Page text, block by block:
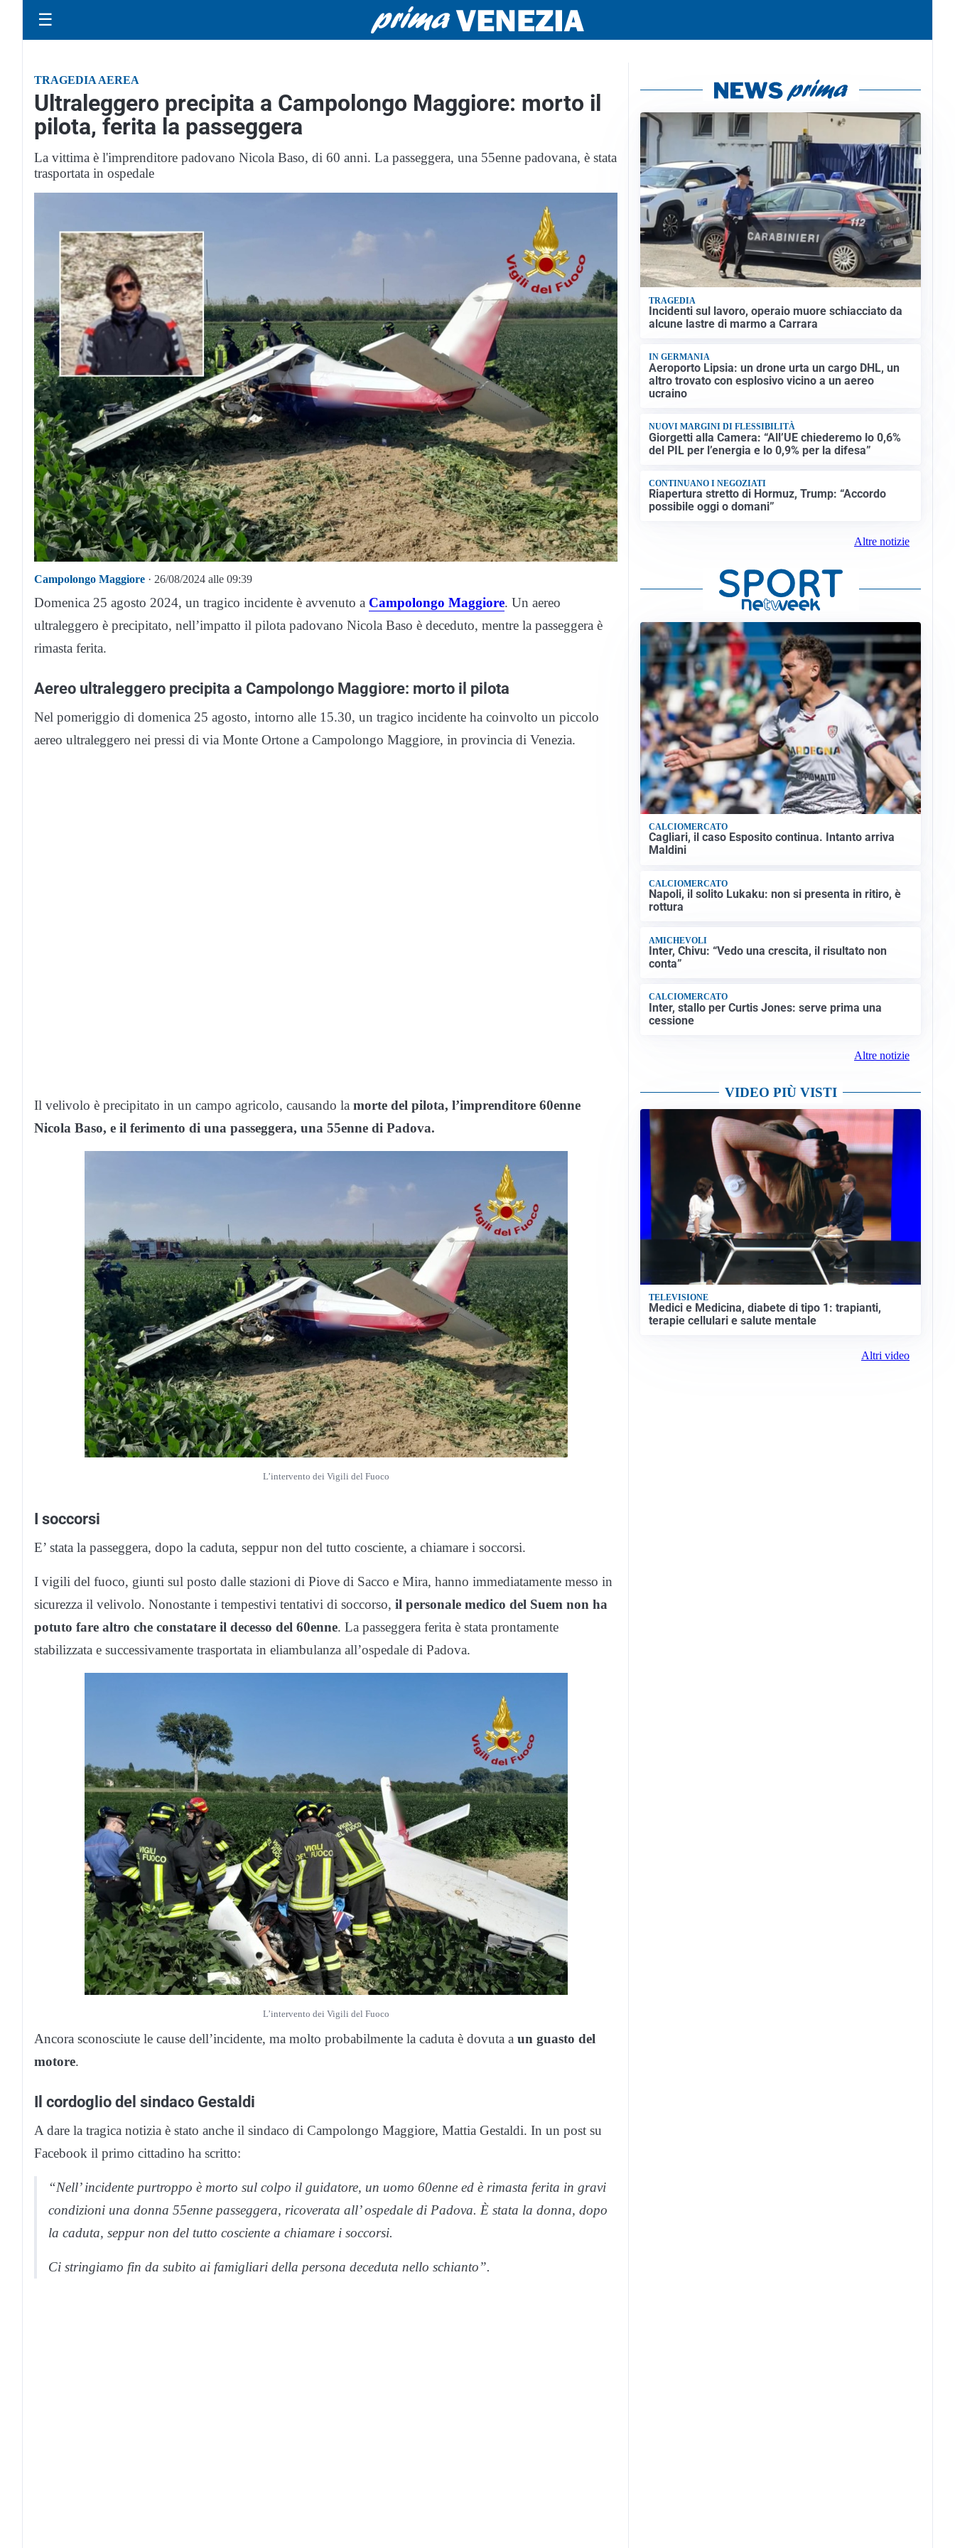
☰
TRAGEDIA AEREA
Ultraleggero precipita a Campolongo Maggiore: morto il
pilota, ferita la passeggera
La vittima è l'imprenditore padovano Nicola Baso, di 60 anni. La passeggera, una 55enne padovana, è stata
trasportata in ospedale
Campolongo Maggiore · 26/08/2024 alle 09:39
Domenica 25 agosto 2024, un tragico incidente è avvenuto a Campolongo Maggiore. Un aereo
ultraleggero è precipitato, nell’impatto il pilota padovano Nicola Baso è deceduto, mentre la passeggera è
rimasta ferita.
Aereo ultraleggero precipita a Campolongo Maggiore: morto il pilota
Nel pomeriggio di domenica 25 agosto, intorno alle 15.30, un tragico incidente ha coinvolto un piccolo
aereo ultraleggero nei pressi di via Monte Ortone a Campolongo Maggiore, in provincia di Venezia.
Il velivolo è precipitato in un campo agricolo, causando la morte del pilota, l’imprenditore 60enne
Nicola Baso, e il ferimento di una passeggera, una 55enne di Padova.
L’intervento dei Vigili del Fuoco
I soccorsi
E’ stata la passeggera, dopo la caduta, seppur non del tutto cosciente, a chiamare i soccorsi.
I vigili del fuoco, giunti sul posto dalle stazioni di Piove di Sacco e Mira, hanno immediatamente messo in
sicurezza il velivolo. Nonostante i tempestivi tentativi di soccorso, il personale medico del Suem non ha
potuto fare altro che constatare il decesso del 60enne. La passeggera ferita è stata prontamente
stabilizzata e successivamente trasportata in eliambulanza all’ospedale di Padova.
L’intervento dei Vigili del Fuoco
Ancora sconosciute le cause dell’incidente, ma molto probabilmente la caduta è dovuta a un guasto del
motore.
Il cordoglio del sindaco Gestaldi
A dare la tragica notizia è stato anche il sindaco di Campolongo Maggiore, Mattia Gestaldi. In un post su
Facebook il primo cittadino ha scritto:
“Nell’ incidente purtroppo è morto sul colpo il guidatore, un uomo 60enne ed è rimasta ferita in gravi
condizioni una donna 55enne passeggera, ricoverata all’ ospedale di Padova. È stata la donna, dopo
la caduta, seppur non del tutto cosciente a chiamare i soccorsi.
Ci stringiamo fin da subito ai famigliari della persona deceduta nello schianto”.
TRAGEDIA
Incidenti sul lavoro, operaio muore schiacciato da
alcune lastre di marmo a Carrara
IN GERMANIA
Aeroporto Lipsia: un drone urta un cargo DHL, un
altro trovato con esplosivo vicino a un aereo
ucraino
NUOVI MARGINI DI FLESSIBILITÀ
Giorgetti alla Camera: “All’UE chiederemo lo 0,6%
del PIL per l’energia e lo 0,9% per la difesa”
CONTINUANO I NEGOZIATI
Riapertura stretto di Hormuz, Trump: “Accordo
possibile oggi o domani”
Altre notizie
CALCIOMERCATO
Cagliari, il caso Esposito continua. Intanto arriva
Maldini
CALCIOMERCATO
Napoli, il solito Lukaku: non si presenta in ritiro, è
rottura
AMICHEVOLI
Inter, Chivu: “Vedo una crescita, il risultato non
conta”
CALCIOMERCATO
Inter, stallo per Curtis Jones: serve prima una
cessione
Altre notizie
VIDEO PIÙ VISTI
TELEVISIONE
Medici e Medicina, diabete di tipo 1: trapianti,
terapie cellulari e salute mentale
Altri video